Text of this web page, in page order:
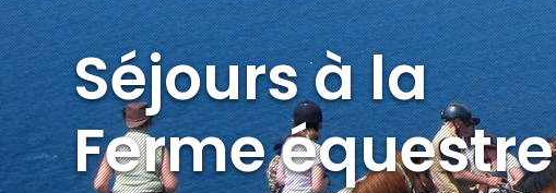
Séjours à la
Ferme équestre